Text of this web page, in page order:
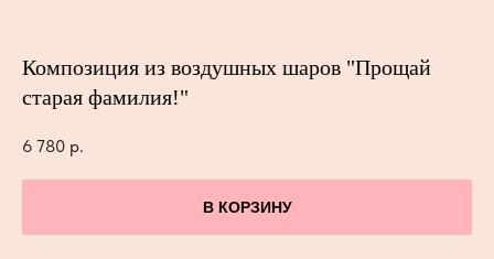
Композиция из воздушных шаров "Прощай
старая фамилия!"
6 780 р.
В КОРЗИНУ